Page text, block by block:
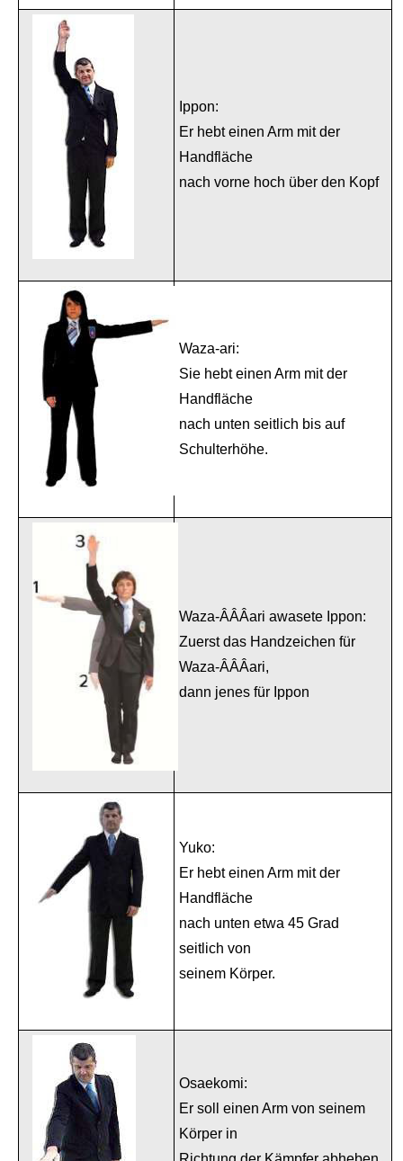
Ippon:
Er hebt einen Arm mit der
Handfläche
nach vorne hoch über den Kopf
Waza-ari:
Sie hebt einen Arm mit der
Handfläche
nach unten seitlich bis auf
Schulterhöhe.
Waza-ÂÂÂari awasete Ippon:
Zuerst das Handzeichen für
Waza-ÂÂÂari,
dann jenes für Ippon
Yuko:
Er hebt einen Arm mit der
Handfläche
nach unten etwa 45 Grad
seitlich von
seinem Körper.
Osaekomi:
Er soll einen Arm von seinem
Körper in